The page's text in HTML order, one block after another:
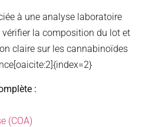
à une analyse laboratoire
la composition du lot et
claire sur les cannabinoïdes
:
(COA)